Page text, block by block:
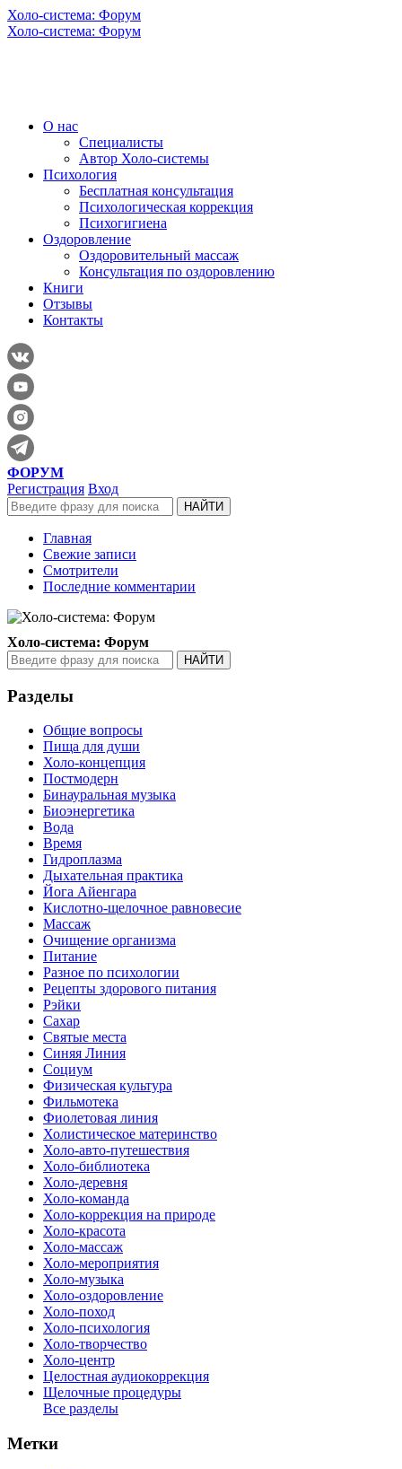
Холо-система: Форум
Холо-система: Форум
О нас
Специалисты
Автор Холо-системы
Психология
Бесплатная консультация
Психологическая коррекция
Психогигиена
Оздоровление
Оздоровительный массаж
Консультация по оздоровлению
Книги
Отзывы
Контакты
ФОРУМ
Регистрация Вход
Главная
Свежие записи
Смотрители
Последние комментарии
Холо-система: Форум
Разделы
Общие вопросы
Пища для души
Холо-концепция
Постмодерн
Бинауральная музыка
Биоэнергетика
Вода
Время
Гидроплазма
Дыхательная практика
Йога Айенгара
Кислотно-щелочное равновесие
Массаж
Очищение организма
Питание
Разное по психологии
Рецепты здорового питания
Рэйки
Сахар
Святые места
Синяя Линия
Социум
Физическая культура
Фильмотека
Фиолетовая линия
Холистическое материнство
Холо-авто-путешествия
Холо-библиотека
Холо-деревня
Холо-команда
Холо-коррекция на природе
Холо-красота
Холо-массаж
Холо-мероприятия
Холо-музыка
Холо-оздоровление
Холо-поход
Холо-психология
Холо-творчество
Холо-центр
Целостная аудиокоррекция
Щелочные процедуры
Все разделы
Метки